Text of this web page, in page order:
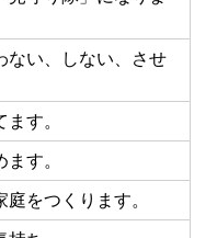
ない、しない、させ
す。
す。
をつくります。